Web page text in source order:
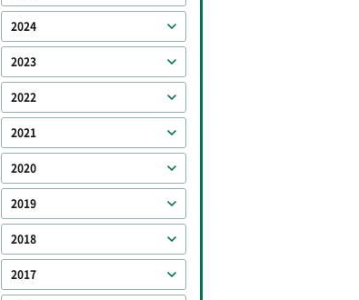
2024
2023
2022
2021
2020
2019
2018
2017